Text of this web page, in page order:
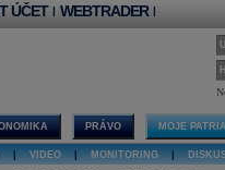
ÚČET | WEBTRADER |
PRÁVO MOJE
VIDEO MONITORING